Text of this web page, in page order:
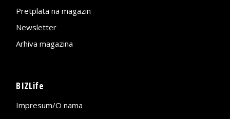
Pretplata na magazin
Newsletter
Arhiva magazina
BIZLife
Impresum/O nama